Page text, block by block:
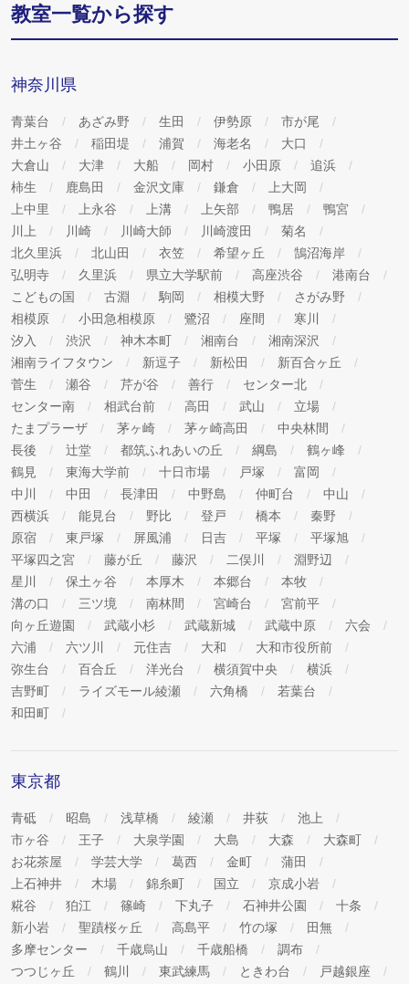
教室一覧から探す
神奈川県
青葉台 あざみ野 生田 伊勢原
市が尾
井土ヶ谷
稲田堤 浦賀 海老名
大口
大倉山
大津 大船 岡村 小田原
追浜
柿生
鹿島田 金沢文庫 鎌倉
上大岡
上中里
上永谷 上溝 上矢部 鴨居
鴨宮
川上
川崎 川崎大師 川崎渡田
菊名
北久里浜
北山田 衣笠 希望ヶ丘
鵠沼海岸
弘明寺
久里浜 県立大学駅前 高座渋谷
港南台
こどもの国
古淵 駒岡 相模大野
さがみ野
相模原
小田急相模原 鷺沼 座間
寒川
汐入
渋沢 神木本町 湘南台
湘南深沢
湘南ライフタウン
新逗子 新松田
新百合ヶ丘
菅生
瀬谷 芹が谷 善行
センター北
センター南
相武台前 高田 武山
立場
たまプラーザ
茅ヶ崎 茅ヶ崎高田
中央林間
長後
辻堂 都筑ふれあいの丘 綱島
鶴ヶ峰
鶴見
東海大学前 十日市場 戸塚
富岡
中川
中田 長津田 中野島 仲町台
中山
西横浜
能見台 野比 登戸 橋本
秦野
原宿
東戸塚 屏風浦 日吉 平塚
平塚旭
平塚四之宮
藤が丘 藤沢 二俣川
淵野辺
星川
保土ヶ谷 本厚木 本郷台
本牧
溝の口
三ツ境 南林間 宮崎台
宮前平
向ヶ丘遊園
武蔵小杉 武蔵新城 武蔵中原
六会
六浦
六ツ川 元住吉 大和
大和市役所前
弥生台
百合丘 洋光台 横須賀中央
横浜
吉野町
ライズモール綾瀬 六角橋
若葉台
和田町
東京都
青砥 昭島 浅草橋 綾瀬 井荻
池上
市ヶ谷
王子 大泉学園 大島 大森
大森町
お花茶屋
学芸大学 葛西 金町
蒲田
上石神井
木場 錦糸町 国立
京成小岩
糀谷
狛江 篠崎 下丸子 石神井公園
十条
新小岩
聖蹟桜ヶ丘 高島平 竹の塚
田無
多摩センター
千歳烏山 千歳船橋
調布
つつじヶ丘
鶴川 東武練馬 ときわ台
戸越銀座